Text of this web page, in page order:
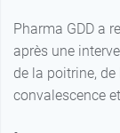
Pharma GDD a
après une
de la poitrine,
convalescence